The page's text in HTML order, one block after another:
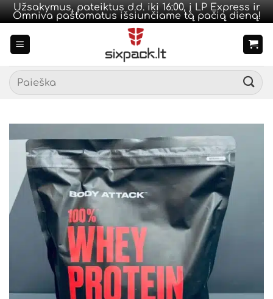
Užsakymus, pateiktus d.d. iki 16:00, į LP Express ir
Omniva paštomatus išsiunčiame tą pačią dieną!
Ieškoti: